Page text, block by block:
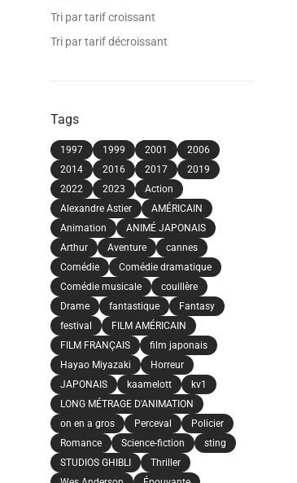
Tri par tarif croissant
Tri par tarif décroissant
Tags
1997 1999 2001
2006
2014
2016 2017
2019
2022
2023
Action
Alexandre Astier
AMÉRICAIN
Animation
ANIMÉ JAPONAIS
Arthur
Aventure
cannes
Comédie
Comédie dramatique
Comédie musicale
couillère
Drame
fantastique
Fantasy
festival
FILM AMÉRICAIN
FILM FRANÇAIS
film japonais
Hayao Miyazaki
Horreur
JAPONAIS
kaamelott
kv1
LONG MÉTRAGE D'ANIMATION
on en a gros
Perceval
Policier
Romance
Science-fiction
sting
STUDIOS GHIBLI
Thriller